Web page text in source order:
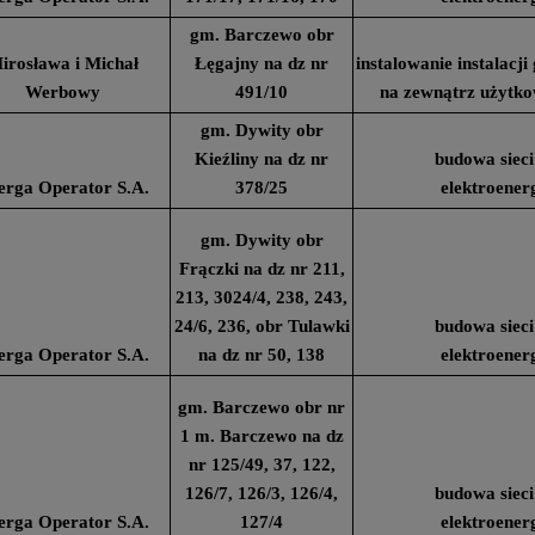
i Michał
Werbowy
gm. Barczewo obr
Łęgajny na dz nr
491/10
instalowanie instalacji
na zewnątrz
Operator S.A.
gm. Dywity obr
Kieźliny na dz nr
378/25
budowa
Operator S.A.
gm. Dywity obr
Frączki na dz nr 211,
213, 3024/4, 238, 243,
24/6, 236, obr Tulawki
na dz nr 50, 138
budowa
Operator S.A.
gm. Barczewo obr nr
1 m. Barczewo na dz
nr 125/49, 37, 122,
126/7, 126/3, 126/4,
127/4
budowa